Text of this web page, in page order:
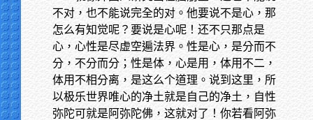
不对，也不能说完全的对。他要说不是心，那
怎么有知觉呢？要说是心呢！还不只那点是
心，心性是尽虚空遍法界。性是心，是分而不
分，不分而分；性是体，心是用，体用不二，
体用不相分离，是这么个道理。说到这里，所
以极乐世界唯心的净土就是自己的净土，自性
弥陀可就是阿弥陀佛，这就对了！你若看阿弥